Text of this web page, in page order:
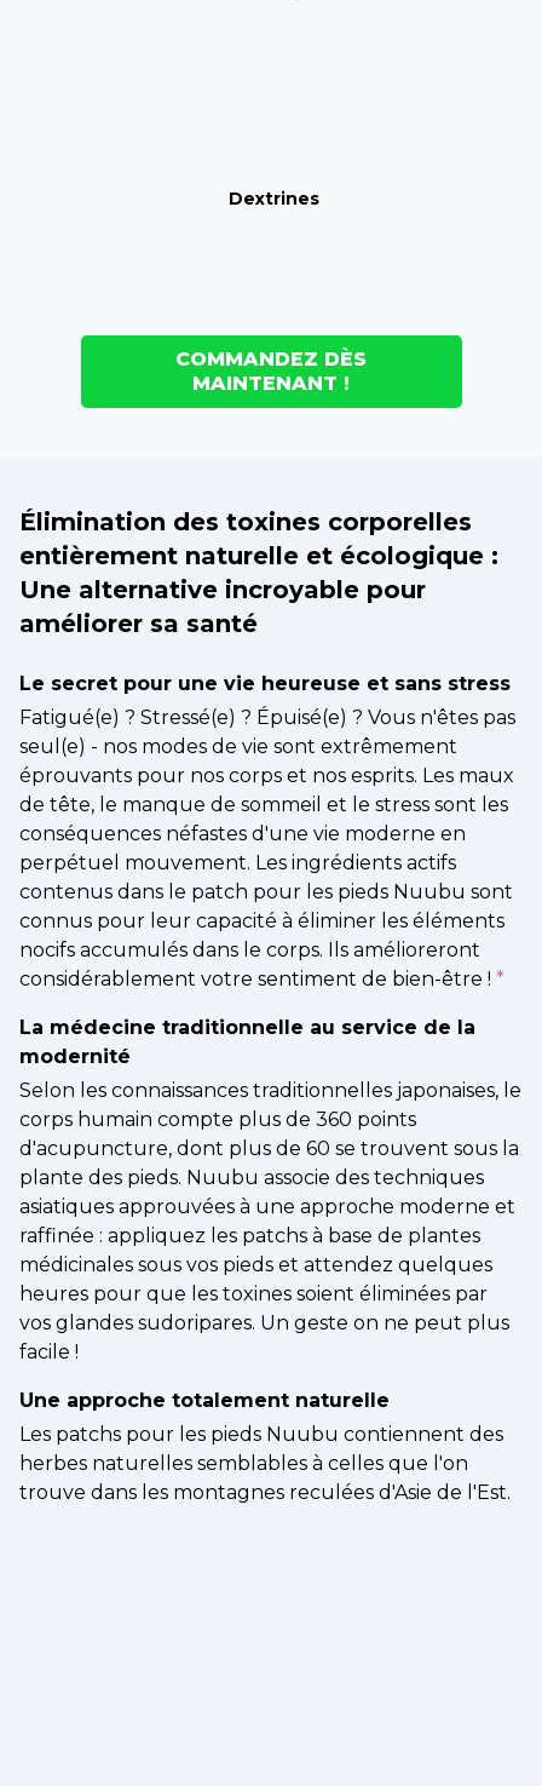
Dextrines
COMMANDEZ DÈS
MAINTENANT !
Élimination des toxines corporelles
entièrement naturelle et écologique :
Une alternative incroyable pour
améliorer sa santé
Le secret pour une vie heureuse et sans stress
Fatigué(e) ? Stressé(e) ? Épuisé(e) ? Vous n'êtes pas
seul(e) - nos modes de vie sont extrêmement
éprouvants pour nos corps et nos esprits. Les maux
de tête, le manque de sommeil et le stress sont les
conséquences néfastes d'une vie moderne en
perpétuel mouvement. Les ingrédients actifs
contenus dans le patch pour les pieds Nuubu sont
connus pour leur capacité à éliminer les éléments
nocifs accumulés dans le corps. Ils amélioreront
considérablement votre sentiment de bien-être ! *
La médecine traditionnelle au service de la
modernité
Selon les connaissances traditionnelles japonaises, le
corps humain compte plus de 360 points
d'acupuncture, dont plus de 60 se trouvent sous la
plante des pieds. Nuubu associe des techniques
asiatiques approuvées à une approche moderne et
raffinée : appliquez les patchs à base de plantes
médicinales sous vos pieds et attendez quelques
heures pour que les toxines soient éliminées par
vos glandes sudoripares. Un geste on ne peut plus
facile !
Une approche totalement naturelle
Les patchs pour les pieds Nuubu contiennent des
herbes naturelles semblables à celles que l'on
trouve dans les montagnes reculées d'Asie de l'Est.